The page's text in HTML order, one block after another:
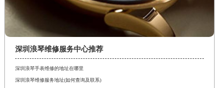
深圳浪琴维修服务中心推荐
深圳浪琴手表维修的地址在哪里
深圳浪琴维修服务地址(如何查询及联系)